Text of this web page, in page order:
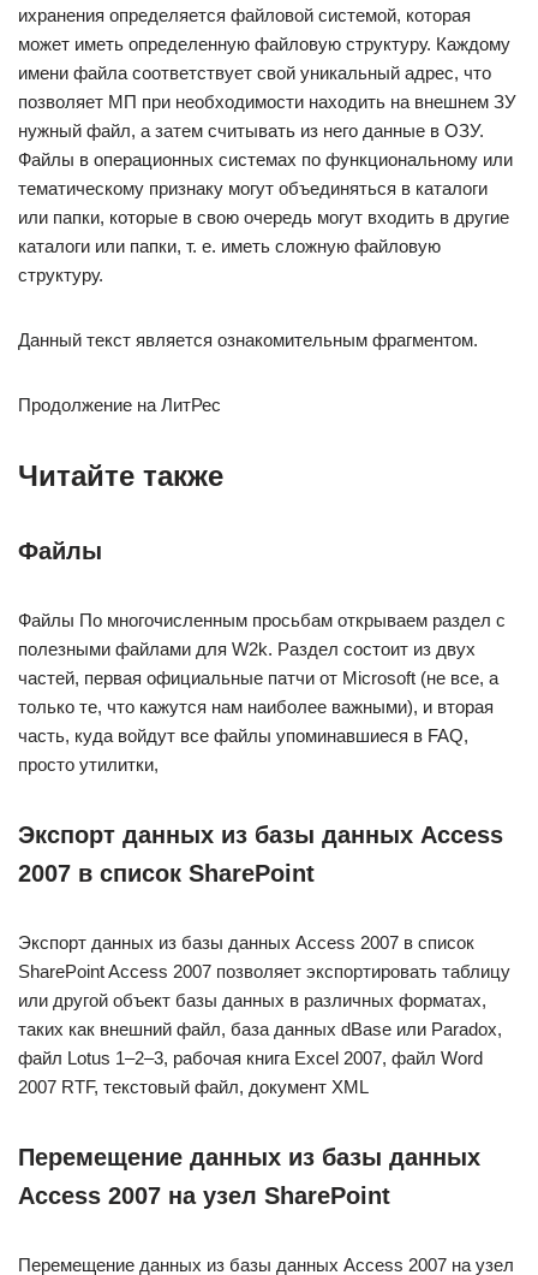
ихранения определяется файловой системой, которая
может иметь определенную файловую структуру. Каждому
имени файла соответствует свой уникальный адрес, что
позволяет МП при необходимости находить на внешнем ЗУ
нужный файл, а затем считывать из него данные в ОЗУ.
Файлы в операционных системах по функциональному или
тематическому признаку могут объединяться в каталоги
или папки, которые в свою очередь могут входить в другие
каталоги или папки, т. е. иметь сложную файловую
структуру.
Данный текст является ознакомительным фрагментом.
Продолжение на ЛитРес
Читайте также
Файлы
Файлы По многочисленным просьбам открываем раздел с
полезными файлами для W2k. Раздел состоит из двух
частей, первая официальные патчи от Microsoft (не все, а
только те, что кажутся нам наиболее важными), и вторая
часть, куда войдут все файлы упоминавшиеся в FAQ,
просто утилитки,
Экспорт данных из базы данных Access
2007 в список SharePoint
Экспорт данных из базы данных Access 2007 в список
SharePoint Access 2007 позволяет экспортировать таблицу
или другой объект базы данных в различных форматах,
таких как внешний файл, база данных dBase или Paradox,
файл Lotus 1–2–3, рабочая книга Excel 2007, файл Word
2007 RTF, текстовый файл, документ XML
Перемещение данных из базы данных
Access 2007 на узел SharePoint
Перемещение данных из базы данных Access 2007 на узел